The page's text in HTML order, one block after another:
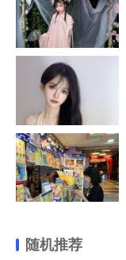
随机推荐